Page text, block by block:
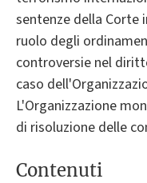
sentenze della Corte
ruolo degli
controversie nel
caso
L'Organizzazione
di risoluzione delle
Contenuti